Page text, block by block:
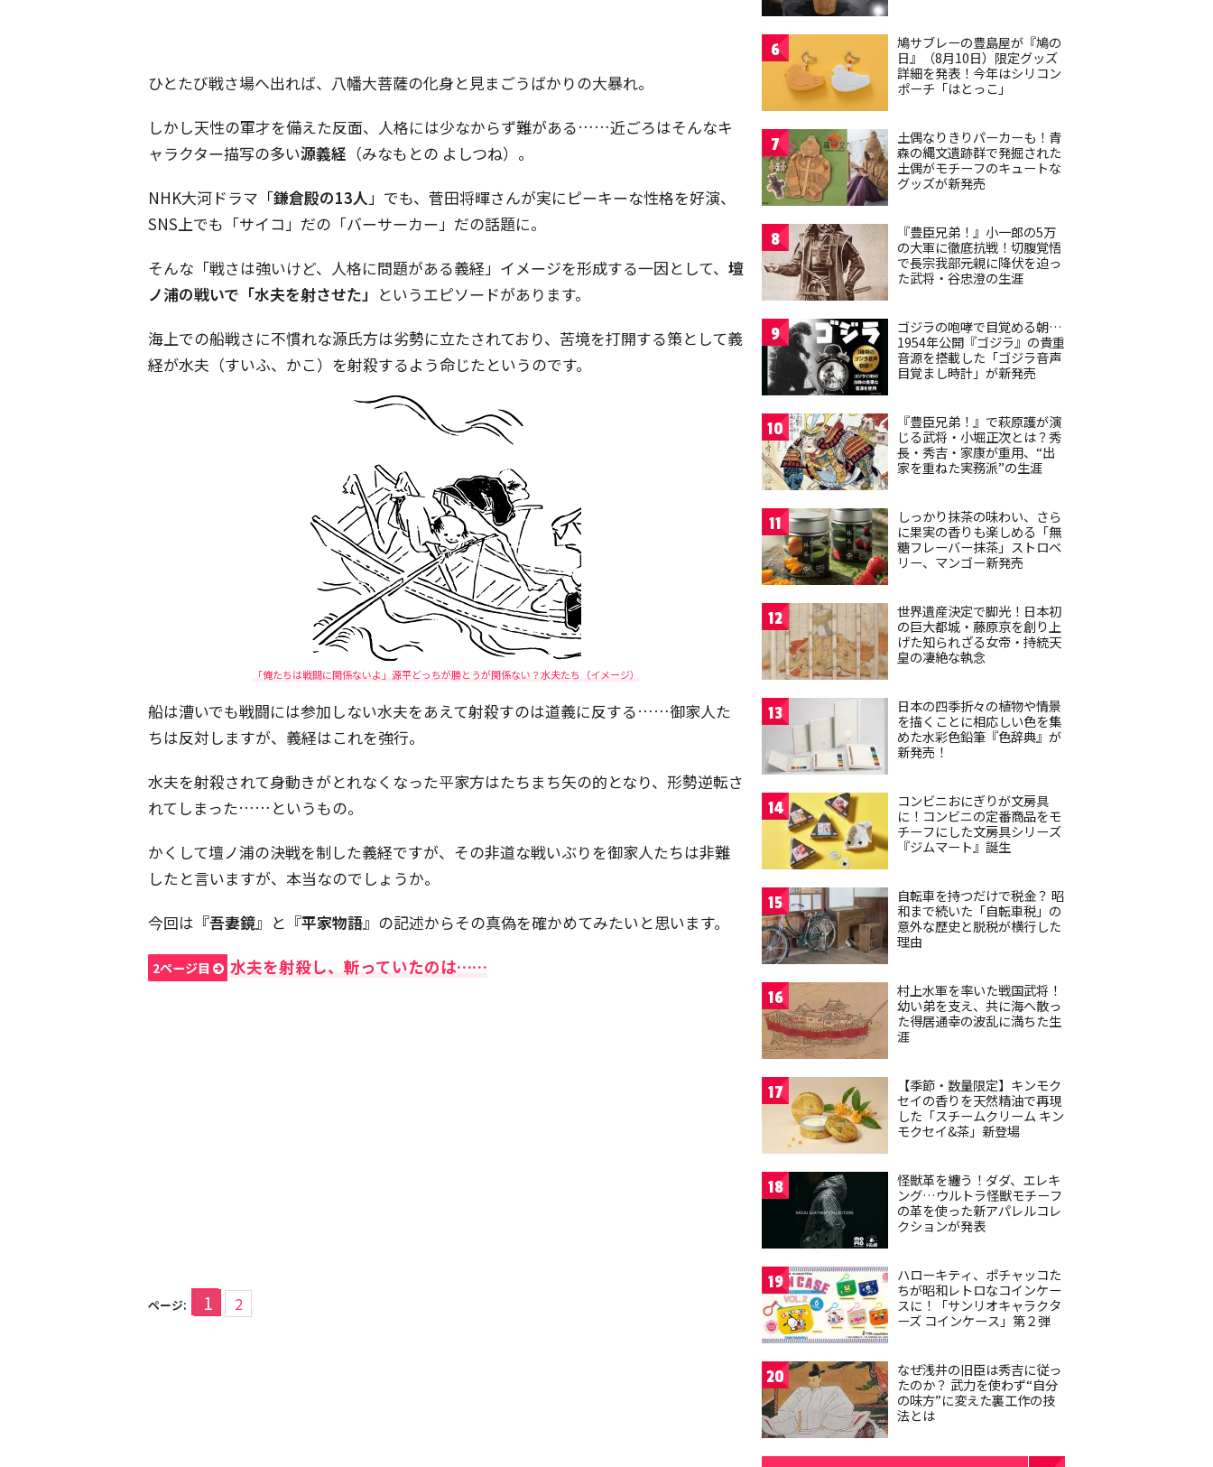
ひとたび戦さ場へ出れば、八幡大菩薩の化身と見まごうばかりの大暴れ。
しかし天性の軍才を備えた反面、人格には少なからず難がある……近ごろはそんなキ
ャラクター描写の多い源義経 （みなもとの よしつね）。
NHK大河ドラマ「鎌倉殿の13人」でも、菅田将暉さんが実にピーキーな性格を好演、
SNS上でも「サイコ」だの「バーサーカー」だの話題に。
そんな「戦さは強いけど、人格に問題がある義経」イメージを形成する一因として、 壇
ノ浦の戦いで「水夫を射させた」 というエピソードがあります。
海上での船戦さに不慣れな源氏方は劣勢に立たされており、苦境を打開する策として義
経が水夫（すいふ、かこ）を射殺するよう命じたというのです。
「俺たちは戦闘に関係ないよ」源平どっちが勝とうが関係ない？水夫たち（イメージ）
船は漕いでも戦闘には参加しない水夫をあえて射殺すのは道義に反する……御家人た
ちは反対しますが、義経はこれを強行。
水夫を射殺されて身動きがとれなくなった平家方はたちまち矢の的となり、形勢逆転さ
れてしまった……というもの。
かくして壇ノ浦の決戦を制した義経ですが、その非道な戦いぶりを御家人たちは非難
したと言いますが、本当なのでしょうか。
今回は『吾妻鏡』と『平家物語』の記述からその真偽を確かめてみたいと思います。
2ページ目 水夫を射殺し、斬っていたのは……
ページ: 1 2
6
鳩サブレーの豊島屋が『鳩の
日』（8月10日）限定グッズ
詳細を発表！今年はシリコン
ポーチ「はとっこ」
7
土偶なりきりパーカーも！青
森の縄文遺跡群で発掘された
土偶がモチーフのキュートな
グッズが新発売
8
『豊臣兄弟！』小一郎の5万
の大軍に徹底抗戦！切腹覚悟
で長宗我部元親に降伏を迫っ
た武将・谷忠澄の生涯
9
ゴジラの咆哮で目覚める朝…
1954年公開『ゴジラ』の貴重
音源を搭載した「ゴジラ音声
目覚まし時計」が新発売
10
『豊臣兄弟！』で萩原護が演
じる武将・小堀正次とは？秀
長・秀吉・家康が重用、“出
家を重ねた実務派”の生涯
11
しっかり抹茶の味わい、さら
に果実の香りも楽しめる「無
糖フレーバー抹茶」ストロベ
リー、マンゴー新発売
12
世界遺産決定で脚光！日本初
の巨大都城・藤原京を創り上
げた知られざる女帝・持統天
皇の凄絶な執念
13
日本の四季折々の植物や情景
を描くことに相応しい色を集
めた水彩色鉛筆『色辞典』が
新発売！
14
コンビニおにぎりが文房具
に！コンビニの定番商品をモ
チーフにした文房具シリーズ
『ジムマート』誕生
15
自転車を持つだけで税金？ 昭
和まで続いた「自転車税」の
意外な歴史と脱税が横行した
理由
16
村上水軍を率いた戦国武将！
幼い弟を支え、共に海へ散っ
た得居通幸の波乱に満ちた生
涯
17
【季節・数量限定】キンモク
セイの香りを天然精油で再現
した「スチームクリーム キン
モクセイ&茶」新登場
18
怪獣革を纏う！ダダ、エレキ
ング…ウルトラ怪獣モチーフ
の革を使った新アパレルコレ
クションが発表
19
ハローキティ、ポチャッコた
ちが昭和レトロなコインケー
スに！「サンリオキャラクタ
ーズ コインケース」第２弾
20
なぜ浅井の旧臣は秀吉に従っ
たのか？ 武力を使わず“自分
の味方”に変えた裏工作の技
法とは